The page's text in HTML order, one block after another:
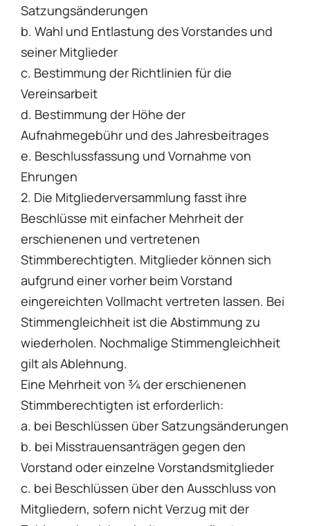
Satzungsänderungen
b. Wahl und Entlastung des Vorstandes und
seiner Mitglieder
c. Bestimmung der Richtlinien für die
Vereinsarbeit
d. Bestimmung der Höhe der
Aufnahmegebühr und des Jahresbeitrages
e. Beschlussfassung und Vornahme von
Ehrungen
2. Die Mitgliederversammlung fasst ihre
Beschlüsse mit einfacher Mehrheit der
erschienenen und vertretenen
Stimmberechtigten. Mitglieder können sich
aufgrund einer vorher beim Vorstand
eingereichten Vollmacht vertreten lassen. Bei
Stimmengleichheit ist die Abstimmung zu
wiederholen. Nochmalige Stimmengleichheit
gilt als Ablehnung.
Eine Mehrheit von 3⁄4 der erschienenen
Stimmberechtigten ist erforderlich:
a. bei Beschlüssen über Satzungsänderungen
b. bei Misstrauensanträgen gegen den
Vorstand oder einzelne Vorstandsmitglieder
c. bei Beschlüssen über den Ausschluss von
Mitgliedern, sofern nicht Verzug mit der